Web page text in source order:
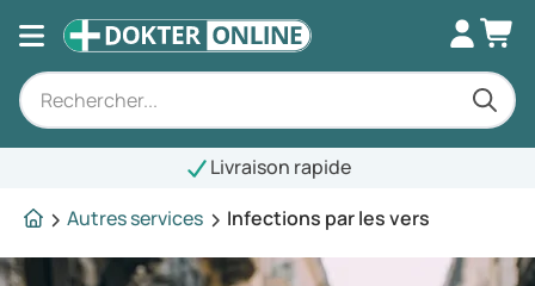
Livraison rapide
Autres services
Infections par les vers